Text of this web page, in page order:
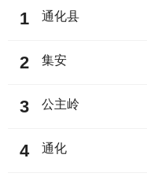
1 通化县
2 集安
3 公主岭
4 通化